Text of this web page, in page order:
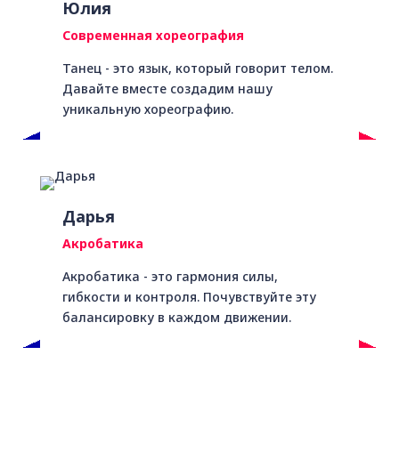
Юлия
Современная хореография
Танец - это язык, который говорит телом.
Давайте вместе создадим нашу
уникальную хореографию.
Дарья
Акробатика
Акробатика - это гармония силы,
гибкости и контроля. Почувствуйте эту
балансировку в каждом движении.